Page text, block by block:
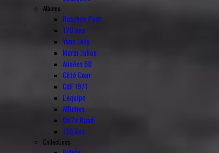
Albums
Roazhon Park
120 ans
Yann Levy
Merci Julien
Années 60
Côté Cour
CdF 1971
L'équipe
Affiches
On Ze Road
125 Ans
Collections